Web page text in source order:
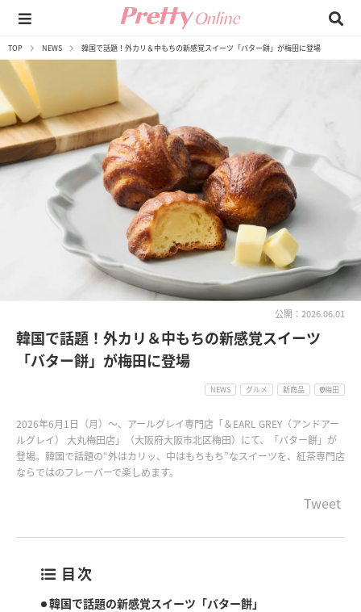
TOP NEWS 韓国で話題！外カリ＆中もちの新感覚スイーツ「バター餅」が梅田に登場
公開：2026.06.01
韓国で話題！外カリ＆中もちの新感覚スイーツ
「バター餅」が梅田に登場
NEWS グルメ 新商品 梅田
2026年6月1日（月）～、アールグレイ専門店「＆EARL GREY（アンドアー
ルグレイ） 大丸梅田店」（大阪府大阪市北区梅田）にて、「バター餅」が
登場。韓国で話題の“外はカリッ、中はもちもち”なスイーツを、紅茶専門店
ならではのフレーバーで楽しめます。
Tweet
目次
韓国で話題の新感覚スイーツ「バター餅」